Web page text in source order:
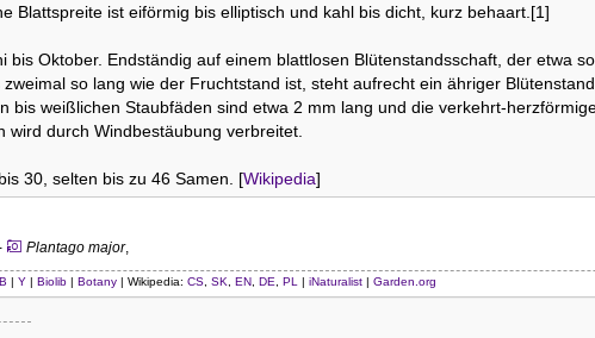
Blattspreite ist eiförmig bis elliptisch und kahl bis dicht, kurz behaart.[1]
bis Oktober. Endständig auf einem blattlosen Blütenstandsschaft, der etwa
so lang wie der Fruchtstand ist, steht aufrecht ein ähriger
bis weißlichen Staubfäden sind etwa 2 mm lang und die verkehrt-
wird durch Windbestäubung verbreitet.
30, selten bis zu 46 Samen. [Wikipedia]
Plantago major,
B |Y |Biolib |Botany | Wikipedia:CS,SK,EN,DE,PL |iNaturalist |Garden.org